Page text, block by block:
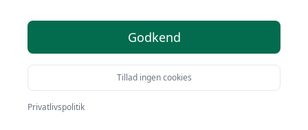
Søger du efter de bedste ørekæder? På Kulturnet har
vi udvalgt de 20 mest populære produkter, så du nemt
kan træffe et godt valg.
Blandt de 20 udvalgte produkter finder du både
skarpe tilbud, ørekæde med gratis fragt og modeller i
Godkend
Tillad ingen cookies
Privatlivspolitik